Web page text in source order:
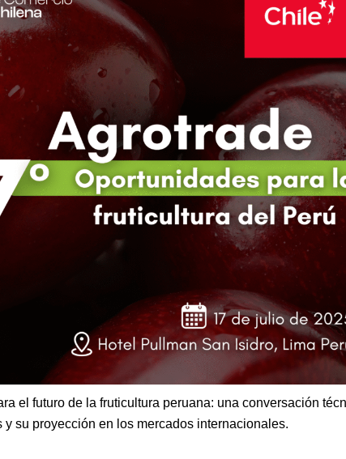
el futuro de la fruticultura peruana: una conversación
y su proyección en los mercados internacionales.